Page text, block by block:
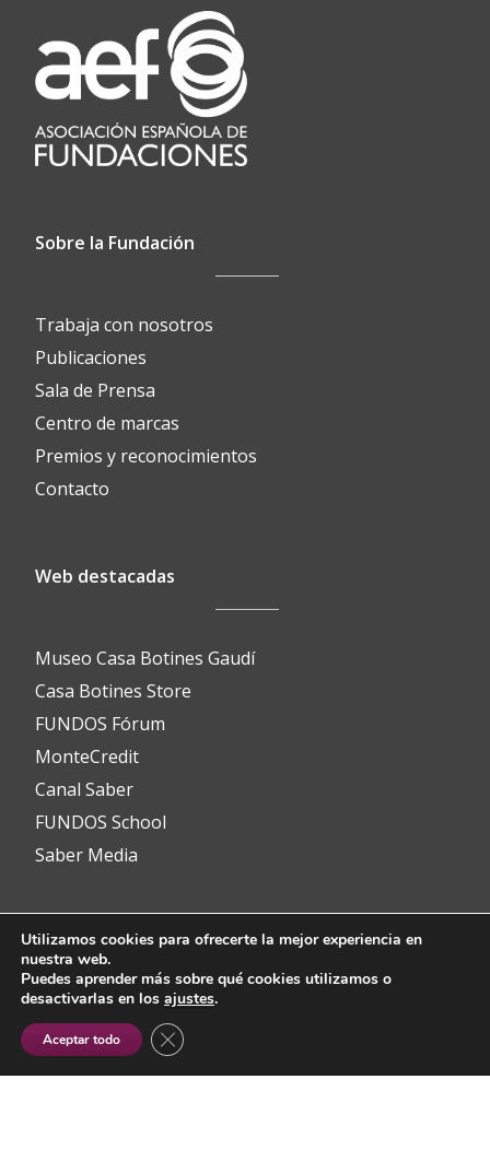
Sobre la Fundación
Trabaja con nosotros
Publicaciones
Sala de Prensa
Centro de marcas
Premios y reconocimientos
Contacto
Web destacadas
Museo Casa Botines Gaudí
Casa Botines Store
FUNDOS Fórum
MonteCredit
Canal Saber
FUNDOS School
Saber Media
Contacto
info@fundos.es
Avenida del Padre Isla, 8
24002 León (España)
Utilizamos cookies para ofrecerte la mejor experiencia en
nuestra web.
Puedes aprender más sobre qué cookies utilizamos o
desactivarlas en los ajustes.
Aceptar todo CERRAR EL BANNER DE COOKIES